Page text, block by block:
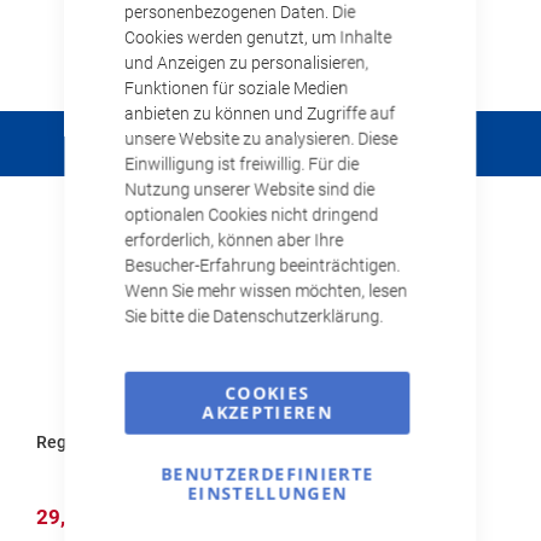
personenbezogenen Daten. Die
Cookies werden genutzt, um Inhalte
und Anzeigen zu personalisieren,
Funktionen für soziale Medien
anbieten zu können und Zugriffe auf
unsere Website zu analysieren. Diese
Einwilligung ist freiwillig. Für die
Nutzung unserer Website sind die
optionalen Cookies nicht dringend
erforderlich, können aber Ihre
Besucher-Erfahrung beeinträchtigen.
Wenn Sie mehr wissen möchten, lesen
Sie bitte die Datenschutzerklärung.
COOKIES
AKZEPTIEREN
BENUTZERDEFINIERTE
EINSTELLUNGEN
Ihnen viel Spaß beim Stöbern.
Ihr Schmitz Cargobull Team
Bestseller & Sonderaktionen
Produktslider mit 4 Artikeln
Regenponcho
29,00 €